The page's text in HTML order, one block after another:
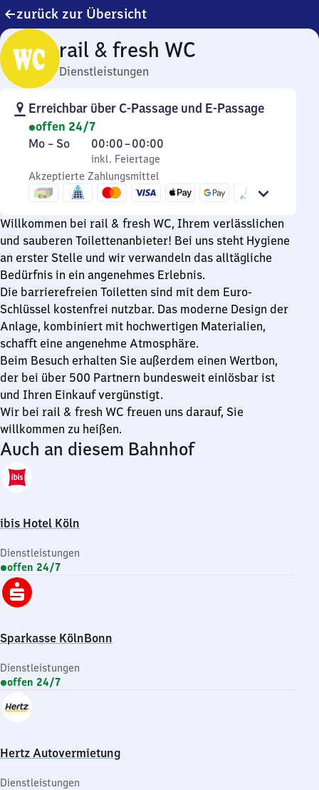
zurück zur Übersicht
rail & fresh WC
Dienstleistungen
Erreichbar über C-Passage und E-Passage
offen 24/7
Montag
Sonntag
Mo – So,
inkl. Feiertage
00:00–00:00
Von
0
Uhr
bis
Uhr
inkl. Feiertage
Akzeptierte Zahlungsmittel
Willkommen bei rail & fresh WC, Ihrem verlässlichen
und sauberen Toilettenanbieter! Bei uns steht Hygiene
an erster Stelle und wir verwandeln das alltägliche
Bedürfnis in ein angenehmes Erlebnis.
Die barrierefreien Toiletten sind mit dem Euro-
Schlüssel kostenfrei nutzbar. Das moderne Design der
Anlage, kombiniert mit hochwertigen Materialien,
schafft eine angenehme Atmosphäre.
Beim Besuch erhalten Sie außerdem einen Wertbon,
der bei über 500 Partnern bundesweit einlösbar ist
und Ihren Einkauf vergünstigt.
Wir bei rail & fresh WC freuen uns darauf, Sie
willkommen zu heißen.
Auch an diesem Bahnhof
ibis Hotel Köln
Dienstleistungen
offen 24/7
Sparkasse KölnBonn
Dienstleistungen
offen 24/7
Hertz Autovermietung
Dienstleistungen